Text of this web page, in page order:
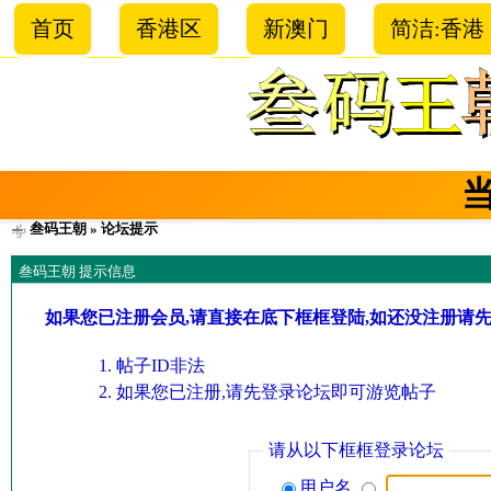
首页 香港区 新澳门 简洁:香港
叁码王朝 » 论坛提示
叁码王朝 提示信息
如果您已注册会员,请直接在底下框框登陆,如还没注册请
帖子ID非法
如果您已注册,请先登录论坛即可游览帖子
请从以下框框登录论坛
用户名